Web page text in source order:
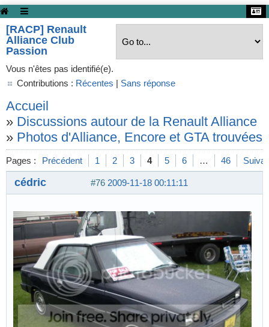
[RACP] Renault
Alliance Club
Passion
Vous n'êtes pas identifié(e).
Contributions : Récentes | Sans réponse
Accueil
» Discussions autour de la Renault Alliance
» Photos d'Alliance, Encore et GTA trouvées
Pages : Précédent 1 2 3 4 5 6 … 46
#76 2009-11-18 00:11:11
cédric